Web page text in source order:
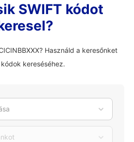
SWIFT kódot
Használd a keresőnket
kódok kereséséhez.